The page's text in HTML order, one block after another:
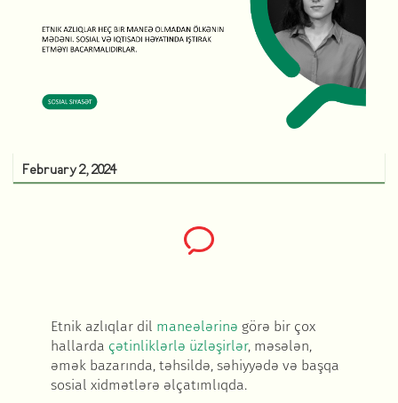
February 2, 2024
Etnik azlıqlar dil maneələrinə görə bir çox
hallarda çətinliklərlə üzləşirlər, məsələn,
əmək bazarında, təhsildə, səhiyyədə və başqa
sosial xidmətlərə əlçatımlıqda.